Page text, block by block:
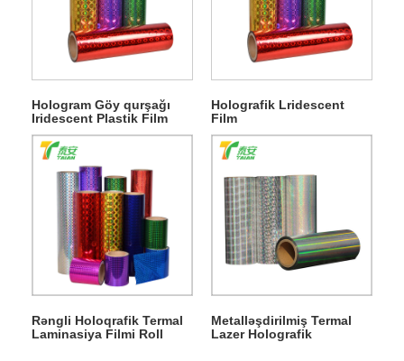
Hologram Göy qurşağı
Iridescent Plastik Film
Holografik Lridescent
Film
Rəngli Holoqrafik Termal
Laminasiya Filmi Roll
Metalləşdirilmiş Termal
Lazer Holografik